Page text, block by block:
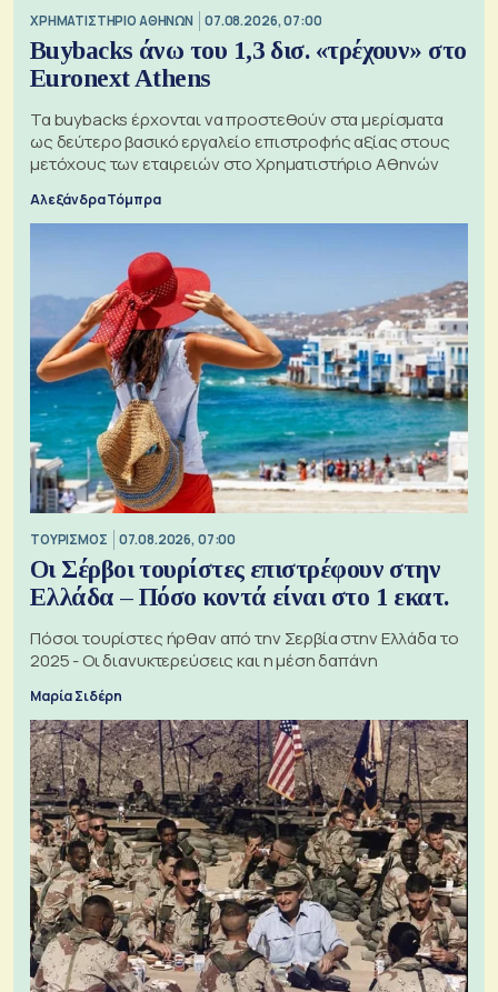
XΡΗΜΑΤΙΣΤΗΡΙΟ ΑΘΗΝΩΝ 07.08.2026, 07:00
Buybacks άνω του 1,3 δισ. «τρέχουν» στο
Euronext Athens
Τα buybacks έρχονται να προστεθούν στα μερίσματα
ως δεύτερο βασικό εργαλείο επιστροφής αξίας στους
μετόχους των εταιρειών στο Χρηματιστήριο Αθηνών
Αλεξάνδρα Τόμπρα
ΤΟΥΡΙΣΜΟΣ 07.08.2026, 07:00
Οι Σέρβοι τουρίστες επιστρέφουν στην
Ελλάδα – Πόσο κοντά είναι στο 1 εκατ.
Πόσοι τουρίστες ήρθαν από την Σερβία στην Ελλάδα το
2025 - Οι διανυκτερεύσεις και η μέση δαπάνη
Μαρία Σιδέρη